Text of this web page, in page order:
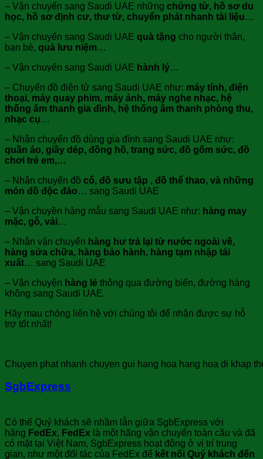
– Vận chuyển sang Saudi UAE những chứng từ, hồ sơ du
học, hồ sơ định cư, thư từ, chuyển phát nhanh tài liệu…
– Vận chuyển sang Saudi UAE quà tặng cho người thân,
bạn bè, quà lưu niệm…
– Vận chuyển sang Saudi UAE hành lý…
– Chuyển đồ điện tử sang Saudi UAE như: máy tính, điện
thoại, máy quay phim, máy ảnh, máy nghe nhạc, hệ
thống âm thanh gia đình, hệ thống âm thanh phòng thu,
nhạc cụ…
– Nhận chuyển đồ dùng gia đình sang Saudi UAE như:
quần áo, giầy dép, đồng hồ, trang sức, đồ gốm sức, đồ
chơi trẻ em,…
– Nhận chuyển đồ cổ, đồ sưu tập , đồ thể thao, và những
món đồ độc đáo… sang Saudi UAE
– Vận chuyền hàng mẫu sang Saudi UAE như: hàng may
mặc, gỗ, vải…
– Nhận vận chuyển hàng hư trả lại từ nước ngoài về,
hàng sửa chữa, hàng bảo hành, hàng tạm nhập tái
xuất… sang Saudi UAE
– Vận chuyện hàng lẻ thông qua đường biển, đường hàng
không sang Saudi UAE.
Hãy mau chóng liên hệ với chúng tôi để nhận được sự hỗ
trợ tốt nhất!
Chuyen phat nhanh chuyen gui hang hoa hang hoa di khap
SgbExpress
Có thể Quý khách sẽ nhầm lẫn giữa SgbExpress với
hãng FedEx, FedEx là một hãng vận chuyển toàn cầu và đã
có mặt tại Việt Nam, SgbExpress hoạt động ở vị trí trung
gian, như một đối tác của FedEx để kết nối Quý khách đến